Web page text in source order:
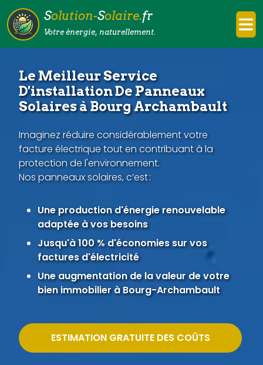
Solution-Solaire.fr
Votre énergie, naturellement.
Le Meilleur Service
D'installation De Panneaux
Solaires à Bourg Archambault
Imaginez réduire considérablement votre
facture électrique tout en contribuant à la
protection de l'environnement.
Nos panneaux solaires, c’est :
Une production d'énergie renouvelable
adaptée à vos besoins
Jusqu'à 100 % d'économies sur vos
factures d'électricité
Une augmentation de la valeur de votre
bien immobilier à Bourg-Archambault
ESTIMATION GRATUITE DES COÛTS